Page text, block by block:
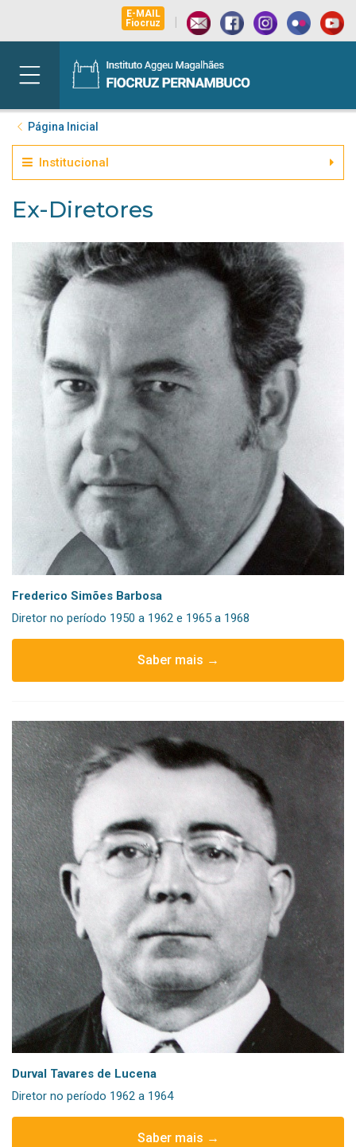
E-MAIL
Fiocruz
|
Página Inicial
Institucional
Ex-Diretores
Frederico Simões Barbosa
Diretor no período 1950 a 1962 e 1965 a 1968
Saber mais →
Durval Tavares de Lucena
Diretor no período 1962 a 1964
Saber mais →